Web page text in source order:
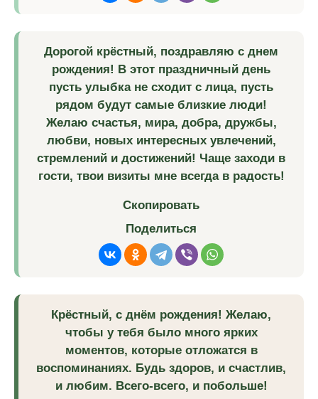
Дорогой крёстный, поздравляю с днем
рождения! В этот праздничный день
пусть улыбка не сходит с лица, пусть
рядом будут самые близкие люди!
Желаю счастья, мира, добра, дружбы,
любви, новых интересных увлечений,
стремлений и достижений! Чаще заходи в
гости, твои визиты мне всегда в радость!
Скопировать
Поделиться
Крёстный, с днём рождения! Желаю,
чтобы у тебя было много ярких
моментов, которые отложатся в
воспоминаниях. Будь здоров, и счастлив,
и любим. Всего-всего, и побольше!